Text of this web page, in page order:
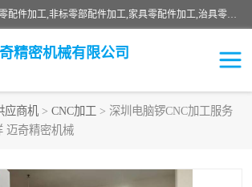
公司主要承接深圳精密零配件加工,非标零部配件加工,家具零配件加工,治具零配件加工,安徽精密零配件加工等各种各种精密机械加工，欢迎来来电咨询！
精密机械有限公司
应商机 > CNC加工 > 深圳电脑锣CNC加工服务
迈奇精密机械